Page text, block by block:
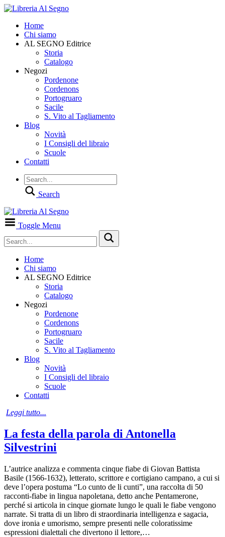
Home
Chi siamo
AL SEGNO Editrice
Storia
Catalogo
Negozi
Pordenone
Cordenons
Portogruaro
Sacile
S. Vito al Tagliamento
Blog
Novità
I Consigli del libraio
Scuole
Contatti
Search
Toggle Menu
Home
Chi siamo
AL SEGNO Editrice
Storia
Catalogo
Negozi
Pordenone
Cordenons
Portogruaro
Sacile
S. Vito al Tagliamento
Blog
Novità
I Consigli del libraio
Scuole
Contatti
Leggi tutto...
La festa della parola di Antonella
Silvestrini
L’autrice analizza e commenta cinque fiabe di Giovan Battista
Basile (1566-1632), letterato, scrittore e cortigiano campano, a cui si
deve l’opera postuma “Lo cunto de li cunti”, una raccolta di 50
racconti-fiabe in lingua napoletana, detto anche Pentamerone,
perché si articola in cinque giornate lungo le quali le fiabe vengono
narrate. Si tratta di un libro di straordinaria intelligenza e sagacia,
dove ironia e umorismo, sempre presenti nelle coloratissime
espressioni dialettali che divertono il lettore,…